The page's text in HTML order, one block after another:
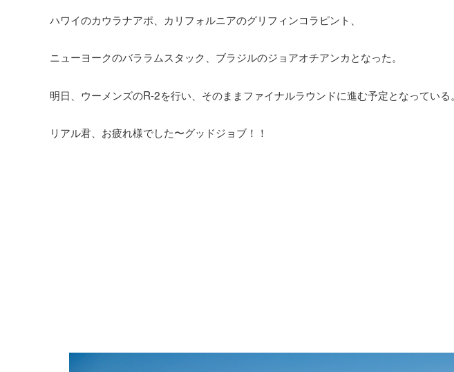
ハワイのカウラナアポ、カリフォルニアのグリフィンコラピント、
ニューヨークのバララムスタック、ブラジルのジョアオチアンカとなった。
明日、ウーメンズのR-2を行い、そのままファイナルラウンドに進む予定となっている。
リアル君、お疲れ様でした〜グッドジョブ！！